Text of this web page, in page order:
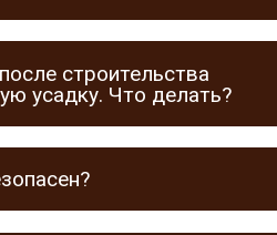
строительства
усадку. Что делать?